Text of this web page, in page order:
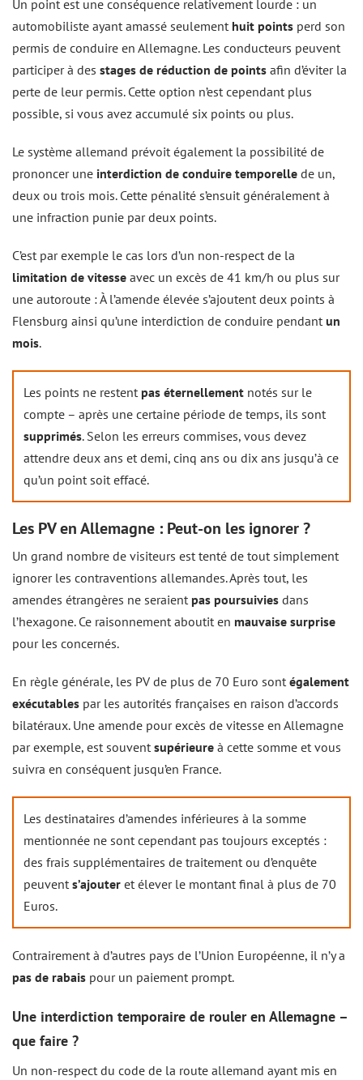
Un point est une conséquence relativement lourde : un
automobiliste ayant amassé seulement huit points perd son
permis de conduire en Allemagne. Les conducteurs peuvent
participer à des stages de réduction de points afin d’éviter la
perte de leur permis. Cette option n’est cependant plus
possible, si vous avez accumulé six points ou plus.
Le système allemand prévoit également la possibilité de
prononcer une interdiction de conduire temporelle de un,
deux ou trois mois. Cette pénalité s’ensuit généralement à
une infraction punie par deux points.
C’est par exemple le cas lors d’un non-respect de la
limitation de vitesse avec un excès de 41 km/h ou plus sur
une autoroute : À l’amende élevée s’ajoutent deux points à
Flensburg ainsi qu’une interdiction de conduire pendant un
mois.
Les points ne restent pas éternellement notés sur le
compte – après une certaine période de temps, ils sont
supprimés. Selon les erreurs commises, vous devez
attendre deux ans et demi, cinq ans ou dix ans jusqu’à ce
qu’un point soit effacé.
Les PV en Allemagne : Peut-on les ignorer ?
Un grand nombre de visiteurs est tenté de tout simplement
ignorer les contraventions allemandes. Après tout, les
amendes étrangères ne seraient pas poursuivies dans
l’hexagone. Ce raisonnement aboutit en mauvaise surprise
pour les concernés.
En règle générale, les PV de plus de 70 Euro sont également
exécutables par les autorités françaises en raison d’accords
bilatéraux. Une amende pour excès de vitesse en Allemagne
par exemple, est souvent supérieure à cette somme et vous
suivra en conséquent jusqu’en France.
Les destinataires d’amendes inférieures à la somme
mentionnée ne sont cependant pas toujours exceptés :
des frais supplémentaires de traitement ou d’enquête
peuvent s’ajouter et élever le montant final à plus de 70
Euros.
Contrairement à d’autres pays de l’Union Européenne, il n’y a
pas de rabais pour un paiement prompt.
Une interdiction temporaire de rouler en Allemagne –
que faire ?
Un non-respect du code de la route allemand ayant mis en